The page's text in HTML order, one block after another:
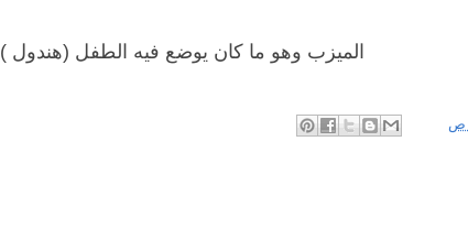
الميزب وهو ما كان يوضع فيه الطفل (هندول )